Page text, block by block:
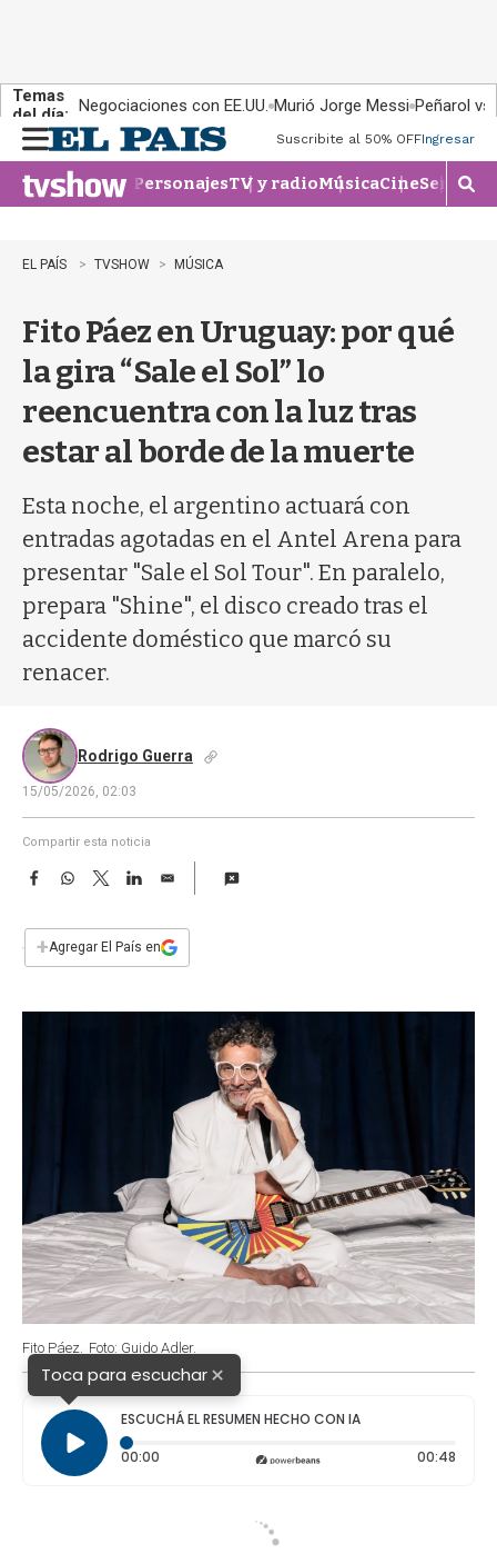
Temas
del día: Negociaciones con EE.UU. Murió Jorge Messi Peñarol
n
u
Suscribite al 50% OFFIngresar
PersonajesTV y radioMúsicaCineSeries
M
o
EL PAÍS TVSHOW MÚSICA
Fito Páez en Uruguay: por qué
la gira “Sale el Sol” lo
reencuentra con la luz tras
estar al borde de la muerte
Esta noche, el argentino actuará con
entradas agotadas en el Antel Arena para
presentar "Sale el Sol Tour". En paralelo,
prepara "Shine", el disco creado tras el
accidente doméstico que marcó su
renacer.
Rodrigo Guerra
15/05/2026, 02:03
Compartir esta noticia
F
e
b
W
s
T
w
t
L
E
i
l
+Agregar El País en
Fito Páez. Foto: Guido Adler.
Toca para escuchar×
ESCUCHÁ EL RESUMEN HECHO CON IA
00:00 Tiempo transcurrido: 0 segundos 00:48